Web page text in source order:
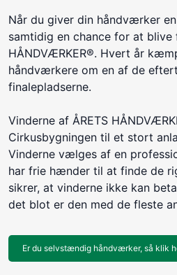
Når du giver din håndværker
samtidig en chance for at blive
HÅNDVÆRKER®. Hvert år
håndværkere om en af de
finalepladserne.
Vinderne af ÅRETS
Cirkusbygningen til et stort
Vinderne vælges af en
har frie hænder til at finde de
sikrer, at vinderne ikke kan
det blot er den med de fleste
Er du selvstændig håndværker, så klik